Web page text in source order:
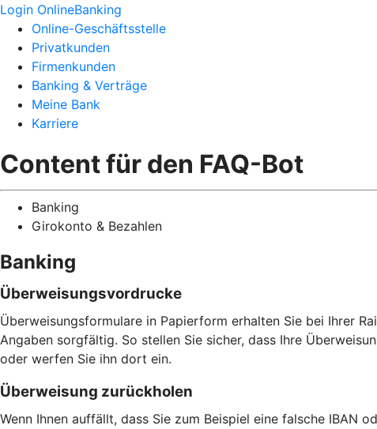
Login OnlineBanking
Online-Geschäftsstelle
Privatkunden
Firmenkunden
Banking & Verträge
Meine Bank
Karriere
Content für den FAQ-Bot
Banking
Girokonto & Bezahlen
Banking
Überweisungsvordrucke
Überweisungsformulare in Papierform erhalten Sie bei Ihrer
Angaben sorgfältig. So stellen Sie sicher, dass Ihre
oder werfen Sie ihn dort ein.
Überweisung zurückholen
Wenn Ihnen auffällt, dass Sie zum Beispiel eine falsche IBAN